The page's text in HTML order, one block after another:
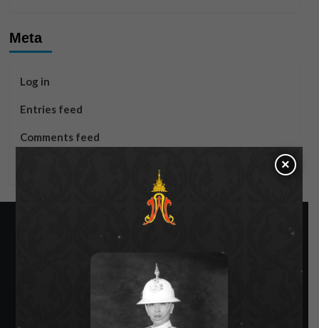
Meta
Log in
Entries feed
Comments feed
×